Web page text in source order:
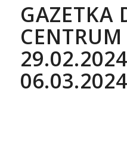
GAZETKA
06.03.2024